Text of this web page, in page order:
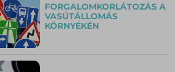
FORGALOMKORLÁTOZÁS A
VASÚTÁLLOMÁS
KÖRNYÉKÉN